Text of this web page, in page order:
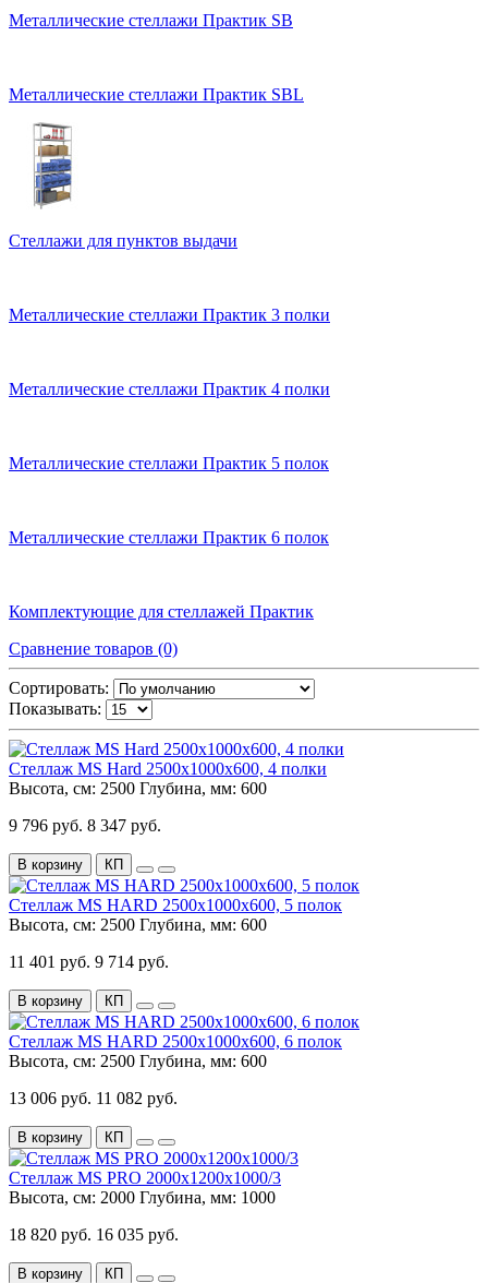
Металлические стеллажи Практик SB
Металлические стеллажи Практик SBL
Стеллажи для пунктов выдачи
Металлические стеллажи Практик 3 полки
Металлические стеллажи Практик 4 полки
Металлические стеллажи Практик 5 полок
Металлические стеллажи Практик 6 полок
Комплектующие для стеллажей Практик
Сравнение товаров (0)
Сортировать:
Показывать:
Стеллаж MS Hard 2500х1000х600, 4 полки
Высота, см: 2500 Глубина, мм: 600
9 796 руб. 8 347 руб.
В корзину КП
Стеллаж MS HARD 2500х1000х600, 5 полок
Высота, см: 2500 Глубина, мм: 600
11 401 руб. 9 714 руб.
В корзину КП
Стеллаж MS HARD 2500х1000х600, 6 полок
Высота, см: 2500 Глубина, мм: 600
13 006 руб. 11 082 руб.
В корзину КП
Стеллаж MS PRO 2000x1200x1000/3
Высота, см: 2000 Глубина, мм: 1000
18 820 руб. 16 035 руб.
В корзину КП